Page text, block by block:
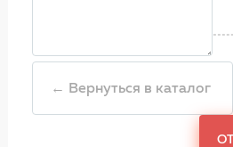
← Вернуться в каталог